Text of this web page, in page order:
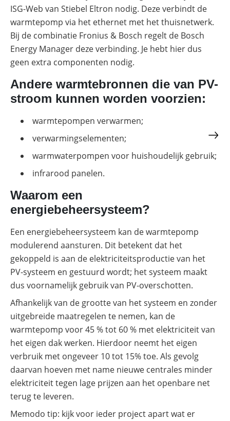
ISG-Web van Stiebel Eltron nodig. Deze verbindt de
warmtepomp via het ethernet met het thuisnetwerk.
Bij de combinatie Fronius & Bosch regelt de Bosch
Energy Manager deze verbinding. Je hebt hier dus
geen extra componenten nodig.
Andere warmtebronnen die van PV-
stroom kunnen worden voorzien:
warmtepompen verwarmen;
verwarmingselementen;
warmwaterpompen voor huishoudelijk gebruik;
infrarood panelen.
Waarom een
energiebeheersysteem?
Een energiebeheersysteem kan de warmtepomp
modulerend aansturen. Dit betekent dat het
gekoppeld is aan de elektriciteitsproductie van het
PV-systeem en gestuurd wordt; het systeem maakt
dus voornamelijk gebruik van PV-overschotten.
Afhankelijk van de grootte van het systeem en zonder
uitgebreide maatregelen te nemen, kan de
warmtepomp voor 45 % tot 60 % met elektriciteit van
het eigen dak werken. Hierdoor neemt het eigen
verbruik met ongeveer 10 tot 15% toe. Als gevolg
daarvan hoeven met name nieuwe centrales minder
elektriciteit tegen lage prijzen aan het openbare net
terug te leveren.
Memodo tip: kijk voor ieder project apart wat er